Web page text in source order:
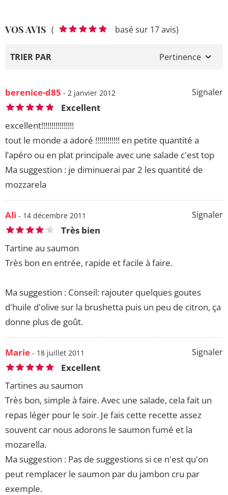
VOS AVIS ( basé sur 17 avis)
TRIER PAR Pertinence
Signaler
berenice-d85 - 2 janvier 2012
Excellent
excellent!!!!!!!!!!!!!!!!
tout le monde a adoré !!!!!!!!!!!! en petite quantité a
l’apéro ou en plat principale avec une salade c'est top
Ma suggestion : je diminuerai par 2 les quantité de
mozzarela
Signaler
Ali - 14 décembre 2011
Très bien
Tartine au saumon
Très bon en entrée, rapide et facile à faire.
Ma suggestion : Conseil: rajouter quelques goutes
d'huile d'olive sur la brushetta puis un peu de citron, ça
donne plus de goût.
Signaler
Marie - 18 juillet 2011
Excellent
Tartines au saumon
Très bon, simple à faire. Avec une salade, cela fait un
repas léger pour le soir. Je fais cette recette assez
souvent car nous adorons le saumon fumé et la
mozarella.
Ma suggestion : Pas de suggestions si ce n'est qu'on
peut remplacer le saumon par du jambon cru par
exemple.